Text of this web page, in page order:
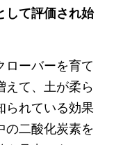
して評価され始
ローバーを育て
えて、土が柔ら
られている効果
の二酸化炭素を